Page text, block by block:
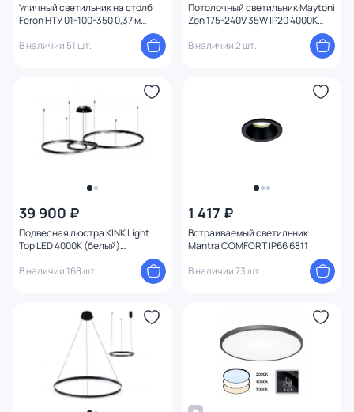
Уличный светильник на столб
Feron НТУ 01-100-350 0,37 м
В наличии 51 шт.
Потолочный светильник Maytoni
Zon 175-240V 35W IP20 4000K
В наличии 2 шт.
39 900 ₽
Подвесная люстра KINK Light
Top LED 4000К (белый)
В наличии 168 шт.
1 417 ₽
Встраиваемый светильник
Mantra COMFORT IP66 6811
В наличии 73 шт.
Мощность ламп
Умный дом